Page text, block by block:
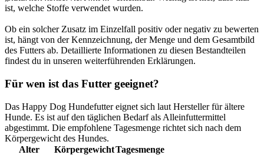
ist, welche Stoffe verwendet wurden.
Ob ein solcher Zusatz im Einzelfall positiv oder negativ zu bewerten
ist, hängt von der Kennzeichnung, der Menge und dem Gesamtbild
des Futters ab. Detaillierte Informationen zu diesen Bestandteilen
findest du in unseren weiterführenden Erklärungen.
Für wen ist das Futter geeignet?
Das Happy Dog Hundefutter eignet sich laut Hersteller für ältere
Hunde. Es ist auf den täglichen Bedarf als Alleinfuttermittel
abgestimmt. Die empfohlene Tagesmenge richtet sich nach dem
Körpergewicht des Hundes.
Alter
KörpergewichtTagesmenge